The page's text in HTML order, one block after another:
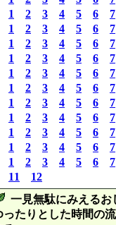
1 2 3 4 5 6
7
1 2 3 4 5 6
7
1 2 3 4 5 6
7
1 2 3 4 5 6
7
1 2 3 4 5 6
7
1 2 3 4 5 6
7
1 2 3 4 5 6
7
1 2 3 4 5 6
7
1 2 3 4 5 6
7
1 2 3 4 5 6
7
1 2 3 4 5 6
7
11 12
一見無駄にみえるお
ったりとした時間の